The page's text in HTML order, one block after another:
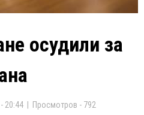
осудили за
| Просмотров - 792